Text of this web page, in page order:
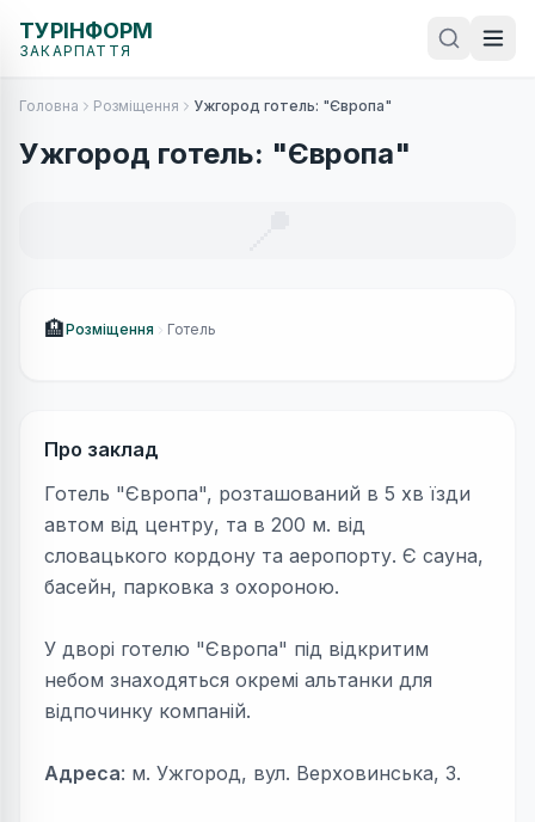
ТУРІНФОРМ
ЗАКАРПАТТЯ
Головна Розміщення Ужгород готель: "Європа"
Ужгород готель: "Європа"
🏨Розміщення Готель
Про заклад
Готель "Європа", розташований в 5 хв їзди
автом від центру, та в 200 м. від
словацького кордону та аеропорту. Є сауна,
басейн, парковка з охороною.
У дворі готелю "Європа" під відкритим
небом знаходяться окремі альтанки для
відпочинку компаній.
Адреса: м. Ужгород, вул. Верховинська, 3.